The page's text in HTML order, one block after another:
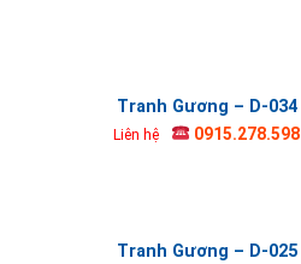
Tranh Gương – D-034
Liên hệ 0915.278.598
Tranh Gương – D-025